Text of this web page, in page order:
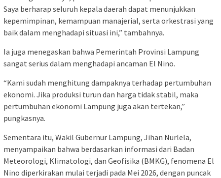
Saya berharap seluruh kepala daerah dapat menunjukkan
kepemimpinan, kemampuan manajerial, serta orkestrasi yang
baik dalam menghadapi situasi ini,” tambahnya.
Ia juga menegaskan bahwa Pemerintah Provinsi Lampung
sangat serius dalam menghadapi ancaman El Nino.
“Kami sudah menghitung dampaknya terhadap pertumbuhan
ekonomi. Jika produksi turun dan harga tidak stabil, maka
pertumbuhan ekonomi Lampung juga akan tertekan,”
pungkasnya.
Sementara itu, Wakil Gubernur Lampung, Jihan Nurlela,
menyampaikan bahwa berdasarkan informasi dari Badan
Meteorologi, Klimatologi, dan Geofisika (BMKG), fenomena El
Nino diperkirakan mulai terjadi pada Mei 2026, dengan puncak